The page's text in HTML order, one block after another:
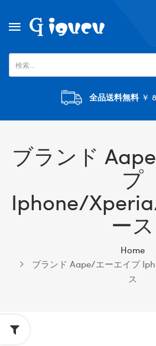
全品送料無料￥
ブランド
プ
Iphone/
ース
Home
ブランド Aape/エーエイプ
ス